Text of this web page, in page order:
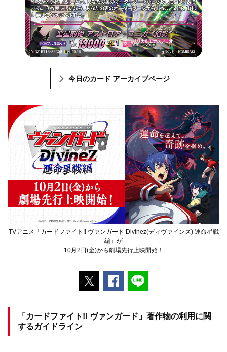
今日のカード アーカイブページ
TVアニメ「カードファイト!! ヴァンガード Divinez(ディヴァインズ) 運命星戦
編」が
10月2日(金)から劇場先行上映開始！
ポストするFacebookでシェアする
「カードファイト!! ヴァンガード」著作物の利用に関
するガイドライン